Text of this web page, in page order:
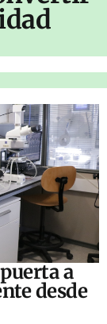
a
desde